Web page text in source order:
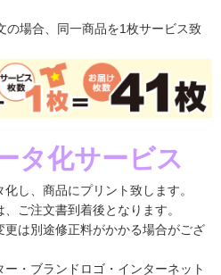
の場合、同一商品を1枚サービス致
タ化サービス
し、商品にプリント致します。
ご注文書到着後となります。
は別途修正料がかかる場合がござ
・ブランドロゴ・インターネット